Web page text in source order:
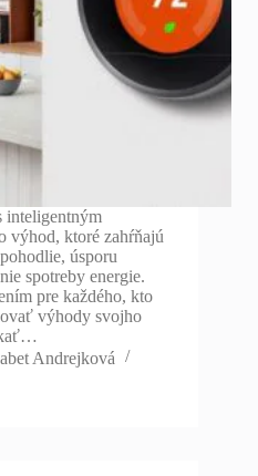
inteligentným
výhod, ktoré zahŕňajú
úsporu
spotreby energie.
pre každého, kto
výhody svojho
Andrejková